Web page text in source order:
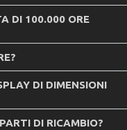
DI 100.000 ORE
DI DIMENSIONI
DI RICAMBIO?